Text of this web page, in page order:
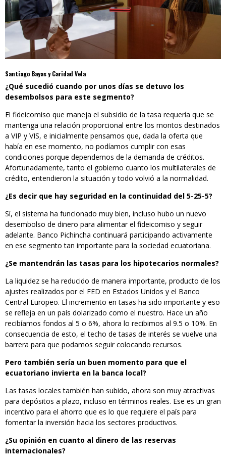
Santiago Bayas y Caridad Vela
¿Qué sucedió cuando por unos días se detuvo los
desembolsos para este segmento?
El fideicomiso que maneja el subsidio de la tasa requería que se
mantenga una relación proporcional entre los montos destinados
a VIP y VIS, e inicialmente pensamos que, dada la oferta que
había en ese momento, no podíamos cumplir con esas
condiciones porque dependemos de la demanda de créditos.
Afortunadamente, tanto el gobierno cuanto los multilaterales de
crédito, entendieron la situación y todo volvió a la normalidad.
¿Es decir que hay seguridad en la continuidad del 5-25-5?
Sí, el sistema ha funcionado muy bien, incluso hubo un nuevo
desembolso de dinero para alimentar el fideicomiso y seguir
adelante. Banco Pichincha continuará participando activamente
en ese segmento tan importante para la sociedad ecuatoriana.
¿Se mantendrán las tasas para los hipotecarios normales?
La liquidez se ha reducido de manera importante, producto de los
ajustes realizados por el FED en Estados Unidos y el Banco
Central Europeo. El incremento en tasas ha sido importante y eso
se refleja en un país dolarizado como el nuestro. Hace un año
recibíamos fondos al 5 o 6%, ahora lo recibimos al 9.5 o 10%. En
consecuencia de esto, el techo de tasas de interés se vuelve una
barrera para que podamos seguir colocando recursos.
Pero también sería un buen momento para que el
ecuatoriano invierta en la banca local?
Las tasas locales también han subido, ahora son muy atractivas
para depósitos a plazo, incluso en términos reales. Ese es un gran
incentivo para el ahorro que es lo que requiere el país para
fomentar la inversión hacia los sectores productivos.
¿Su opinión en cuanto al dinero de las reservas
internacionales?